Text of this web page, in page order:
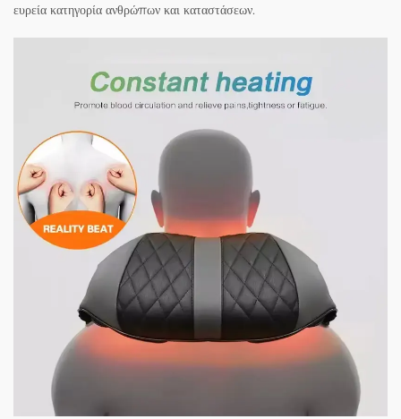
ευρεία κατηγορία ανθρώπων και καταστάσεων.